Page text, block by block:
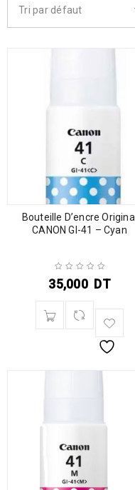
Tri par défaut
Bouteille D’encre Original
CANON GI-41 – Cyan
35,000 DT